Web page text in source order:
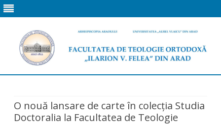
O nouă lansare de carte în colecția Studia
Doctoralia la Facultatea de Teologie